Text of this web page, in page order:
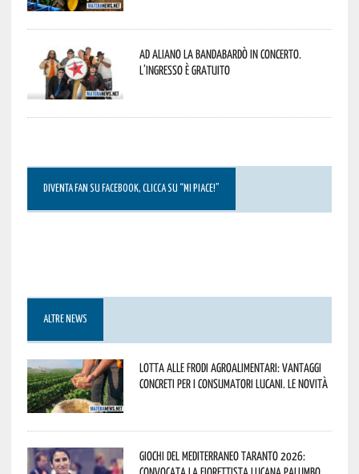
Ad Aliano la Bandabardò in concerto.
L’ingresso è gratuito
DIVENTA FAN SU FACEBOOK, CLICCA SU “MI PIACE!”
ALTRE NEWS
Lotta alle frodi agroalimentari: vantaggi
concreti per i consumatori lucani. Le novità
Giochi del Mediterraneo Taranto 2026: